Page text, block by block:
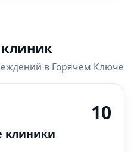
в Горячем Ключе
10
клиники